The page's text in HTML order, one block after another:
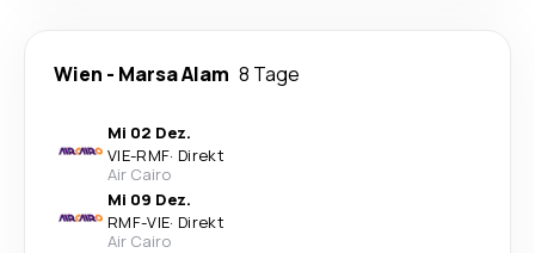
Wien - Marsa Alam 8 Tage
Mi 02 Dez.
VIE-RMF· Direkt
Air Cairo
Mi 09 Dez.
RMF-VIE· Direkt
Air Cairo